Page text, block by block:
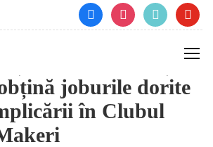
facebookinstagramtiktok youtube
Mihai, Raisa și
joburile dorite
în Clubul